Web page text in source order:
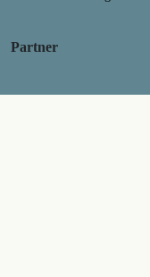
Partner